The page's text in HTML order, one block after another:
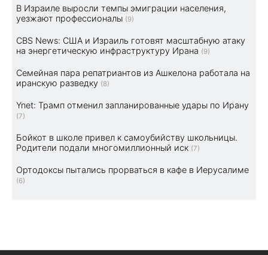
В Израиле выросли темпы эмиграции населения,
уезжают профессионалы (9)
CBS News: США и Израиль готовят масштабную атаку
на энергетическую инфраструктуру Ирана (9)
Семейная пара репатриантов из Ашкелона работала на
иранскую разведку (8)
Ynet: Трамп отменил запланированные удары по Ирану
(7)
Бойкот в школе привел к самоубийству школьницы.
Родители подали многомиллионный иск (7)
Ортодоксы пытались прорваться в кафе в Иерусалиме
(6)